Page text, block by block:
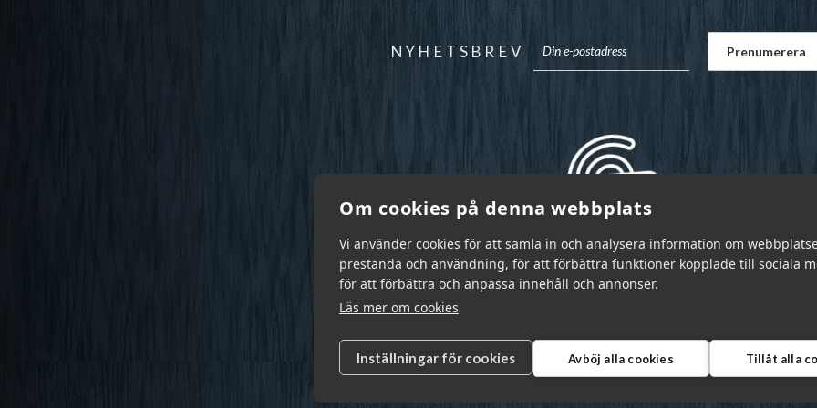
Om cookies på denna webbplats
Vi använder cookies för att samla in och analysera information om
prestanda och användning, för att förbättra funktioner kopplade till sociala
för att förbättra och anpassa innehåll och annonser.
Läs mer om cookies
Inställningar för cookies Avböj alla cookies Tillåt alla
NYHETSBREV
Garnr Sverige AB © 2026 | info@garnr.se 031 - 92